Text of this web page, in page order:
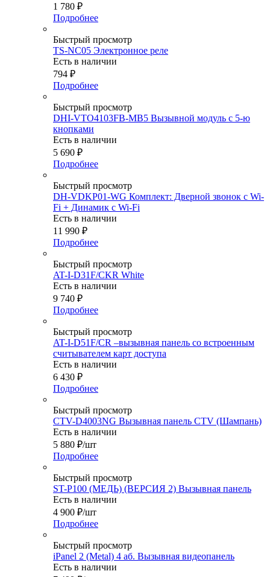
1 780 ₽
Подробнее
Быстрый просмотр
TS-NC05 Электронное реле
Есть в наличии
794 ₽
Подробнее
Быстрый просмотр
DHI-VTO4103FB-MB5 Вызывной модуль с 5-ю
кнопками
Есть в наличии
5 690 ₽
Подробнее
Быстрый просмотр
DH-VDKP01-WG Комплект: Дверной звонок с Wi-
Fi + Динамик с Wi-Fi
Есть в наличии
11 990 ₽
Подробнее
Быстрый просмотр
AT-I-D31F/CKR White
Есть в наличии
9 740 ₽
Подробнее
Быстрый просмотр
AT-I-D51F/CR –вызывная панель со встроенным
считывателем карт доступа
Есть в наличии
6 430 ₽
Подробнее
Быстрый просмотр
CTV-D4003NG Вызывная панель CTV (Шампань)
Есть в наличии
5 880 ₽/шт
Подробнее
Быстрый просмотр
ST-P100 (МЕДЬ) (ВЕРСИЯ 2) Вызывная панель
Есть в наличии
4 900 ₽/шт
Подробнее
Быстрый просмотр
iPanel 2 (Metal) 4 аб. Вызывная видеопанель
Есть в наличии